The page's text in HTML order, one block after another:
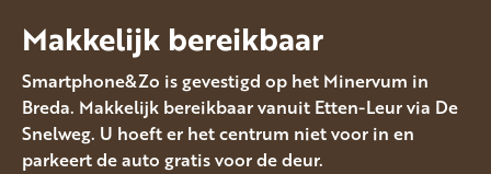
Makkelijk bereikbaar
Smartphone&Zo is gevestigd op het Minervum in
Breda. Makkelijk bereikbaar vanuit Etten-Leur via De
Snelweg. U hoeft er het centrum niet voor in en
parkeert de auto gratis voor de deur.